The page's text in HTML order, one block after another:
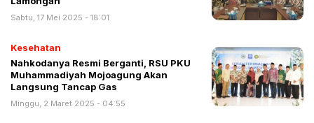
Sabtu, 17 Mei 2025 - 18:01
Kesehatan
Nahkodanya Resmi Berganti, RSU PKU
Muhammadiyah Mojoagung Akan
Langsung Tancap Gas
Minggu, 2 Maret 2025 - 04:55